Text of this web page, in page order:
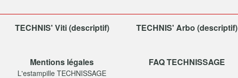
TECHNIS' Viti (descriptif) TECHNIS' Arbo (descriptif)
Mentions légales
L'estampille TECHNISSAGE
FAQ TECHNISSAGE